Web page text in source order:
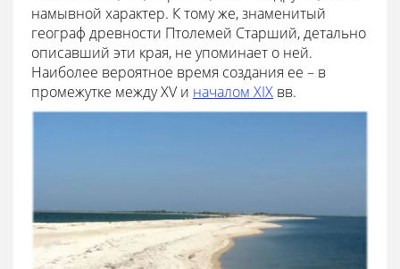
намывной характер. К тому же, знаменитый
географ древности Птолемей Старший, детально
описавший эти края, не упоминает о ней.
Наиболее вероятное время создания ее – в
промежутке между XV и началом XIX вв.